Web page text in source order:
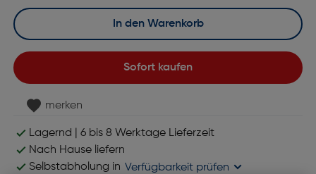
Sofort kaufen
In den Warenkorb
merken
Lagernd | 6 bis 8 Werktage Lieferzeit
Nach Hause liefern
Selbstabholung in Verfügbarkeit prüfen